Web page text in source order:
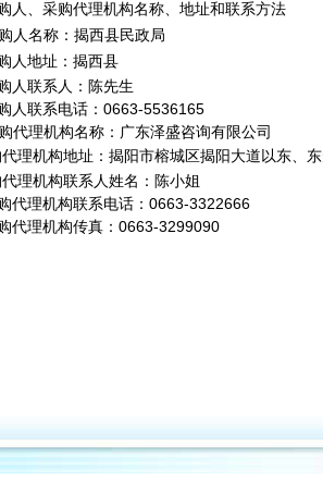
人、采购代理机构名称、地址和联系方法
人名称： 揭西县民政局
人地址： 揭西县
人联系人： 陈先生
人联系电话： 0663-5536165
代理机构名称： 广东泽盛咨询有限公司
理机构地址： 揭阳市榕城区揭阳大道以东、
理机构联系人姓名： 陈小姐
代理机构联系电话： 0663-3322666
代理机构传真： 0663-3299090